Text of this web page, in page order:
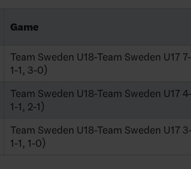
Game
Team Sweden U18-Team Sweden U17
1-1, 3-0)
Team Sweden U18-Team Sweden U17
1-1, 2-1)
Team Sweden U18-Team Sweden U17
1-1, 1-0)